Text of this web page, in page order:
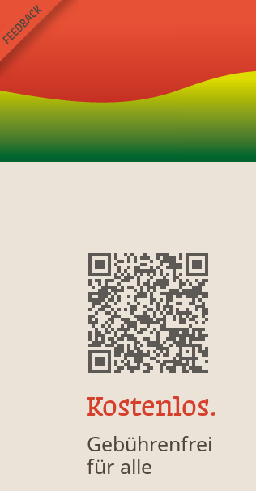
Kostenlos.
Gebührenfrei
für alle